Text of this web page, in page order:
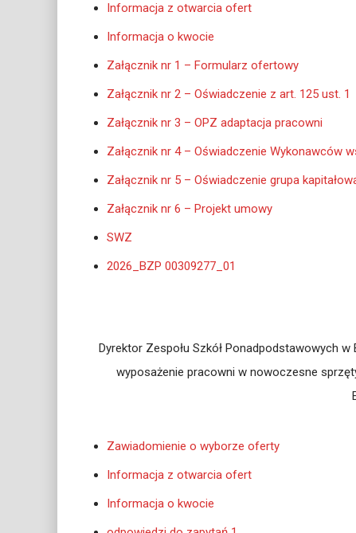
Informacja z otwarcia ofert
Informacja o kwocie
Załącznik nr 1 – Formularz ofertowy
Załącznik nr 2 – Oświadczenie z art. 125 ust. 1
Załącznik nr 3 – OPZ adaptacja pracowni
Załącznik nr 4 – Oświadczenie Wykonawców
Załącznik nr 5 – Oświadczenie grupa
Załącznik nr 6 – Projekt umowy
SWZ
2026_BZP 00309277_01
Dyrektor Zespołu Szkół Ponadpodstawowych
wyposażenie pracowni w nowoczesne
Zawiadomienie o wyborze oferty
Informacja z otwarcia ofert
Informacja o kwocie